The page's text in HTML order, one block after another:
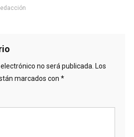
no será publicada. Los
marcados con *